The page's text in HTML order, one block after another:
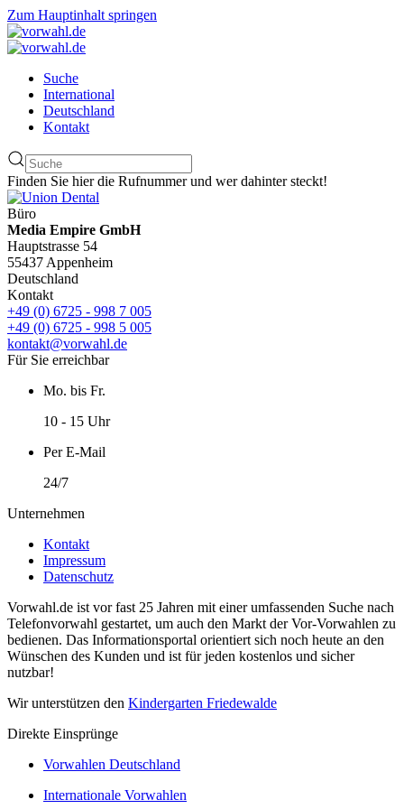
Zum Hauptinhalt springen
Suche
International
Deutschland
Kontakt
Finden Sie hier die Rufnummer und wer dahinter steckt!
Büro
Media Empire GmbH
Hauptstrasse 54
55437 Appenheim
Deutschland
Kontakt
+49 (0) 6725 - 998 7 005
+49 (0) 6725 - 998 5 005
kontakt@vorwahl.de
Für Sie erreichbar
Mo. bis Fr.
10 - 15 Uhr
Per E-Mail
24/7
Unternehmen
Kontakt
Impressum
Datenschutz
Vorwahl.de ist vor fast 25 Jahren mit einer umfassenden Suche nach
Telefonvorwahl gestartet, um auch den Markt der Vor-Vorwahlen zu
bedienen. Das Informationsportal orientiert sich noch heute an den
Wünschen des Kunden und ist für jeden kostenlos und sicher
nutzbar!
Wir unterstützen den Kindergarten Friedewalde
Direkte Einsprünge
Vorwahlen Deutschland
Internationale Vorwahlen